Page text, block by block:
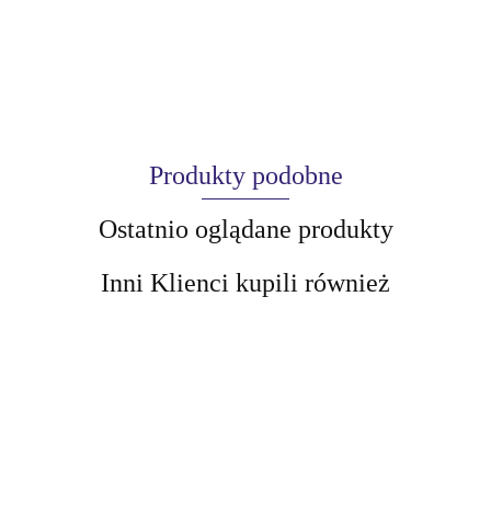
Produkty podobne
Ostatnio oglądane produkty
Inni Klienci kupili również